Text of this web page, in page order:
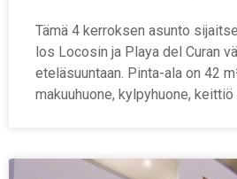
Tämä 4 kerroksen asunto
los Locosin ja Playa del Curan
eteläsuuntaan. Pinta-ala on 42
makuuhuone, kylpyhuone,